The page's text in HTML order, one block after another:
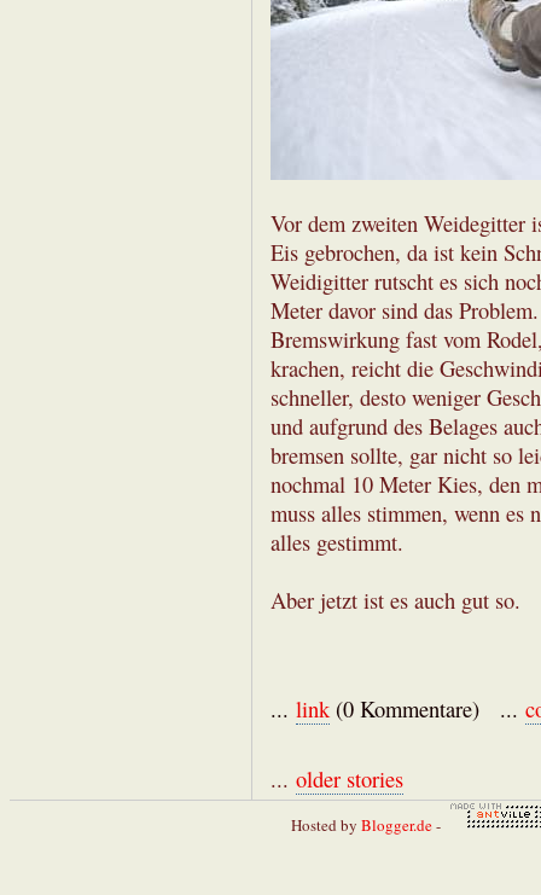
Vor dem zweiten Weidegitter
Eis gebrochen, da ist kein
Weidigitter rutscht es sich
Meter davor sind das
Bremswirkung fast vom
krachen, reicht die
schneller, desto weniger
und aufgrund des Belages
bremsen sollte, gar nicht so
nochmal 10 Meter Kies, den
muss alles stimmen, wenn es
alles gestimmt.
Aber jetzt ist es auch gut so.
... link(0 Kommentare) ...
... older stories
Hosted by Blogger.de-